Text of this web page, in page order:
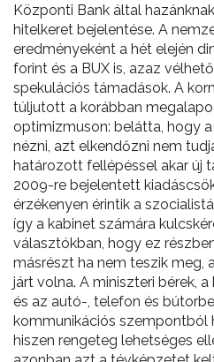
Központi Bank által
hitelkeret bejelentése. A
eredményeként a hét elején
forint és a BUX is, azaz
spekulációs támadások. A
túljutott a korábban
optimizmuson: belátta, hogy
nézni, azt elkendőzni nem
határozott fellépéssel akar új
2009-re bejelentett
érzékenyen érintik a
így a kabinet számára
választókban, hogy ez
másrészt ha nem teszik meg,
járt volna. A miniszteri bérek,
és az autó-, telefon és
kommunikációs szempontból
hiszen rengeteg lehetséges